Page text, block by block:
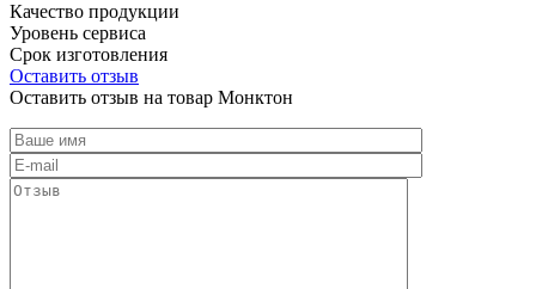
Качество продукции
Уровень сервиса
Срок изготовления
Оставить отзыв
Оставить отзыв на товар Монктон